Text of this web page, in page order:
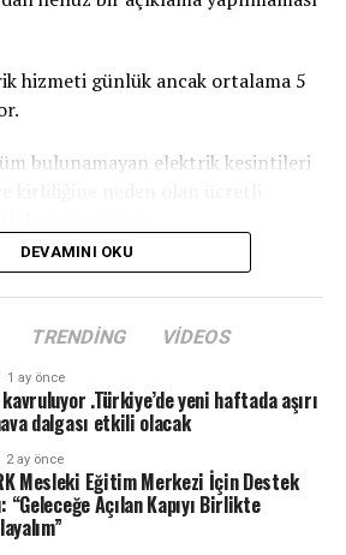
hizmeti günlük ancak ortalama 5
bulunamayan elektrik kesintileri
DEVAMINI OKU
TRENDING VIDEOS
1 ay önce
.Türkiye’de yeni haftada aşırı
dalgası etkili olacak
2 ay önce
Mesleki Eğitim Merkezi İçin Destek
“Geleceğe Açılan Kapıyı Birlikte